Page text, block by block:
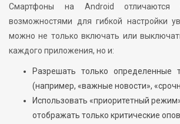
Смартфоны на Android отличаются
возможностями для гибкой настройки
можно не только включать или
каждого приложения, но и:
Разрешать только определенные
(например, «важные новости»,
Использовать «приоритетный
отображать только критические